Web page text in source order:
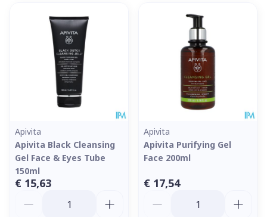
Apivita
Apivita Black Cleansing
Gel Face & Eyes Tube
150ml
€ 15,63
Apivita
Apivita Purifying Gel
Face 200ml
€ 17,54